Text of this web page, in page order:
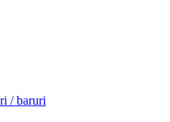
/ baruri